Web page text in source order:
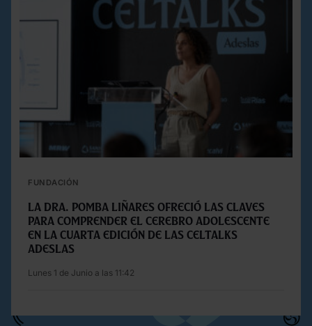
FUNDACIÓN
La Dra. Pomba Liñares ofreció las claves
para comprender el cerebro adolescente
en la cuarta edición de las Celtalks
Adeslas
Lunes 1 de Junio a las 11:42